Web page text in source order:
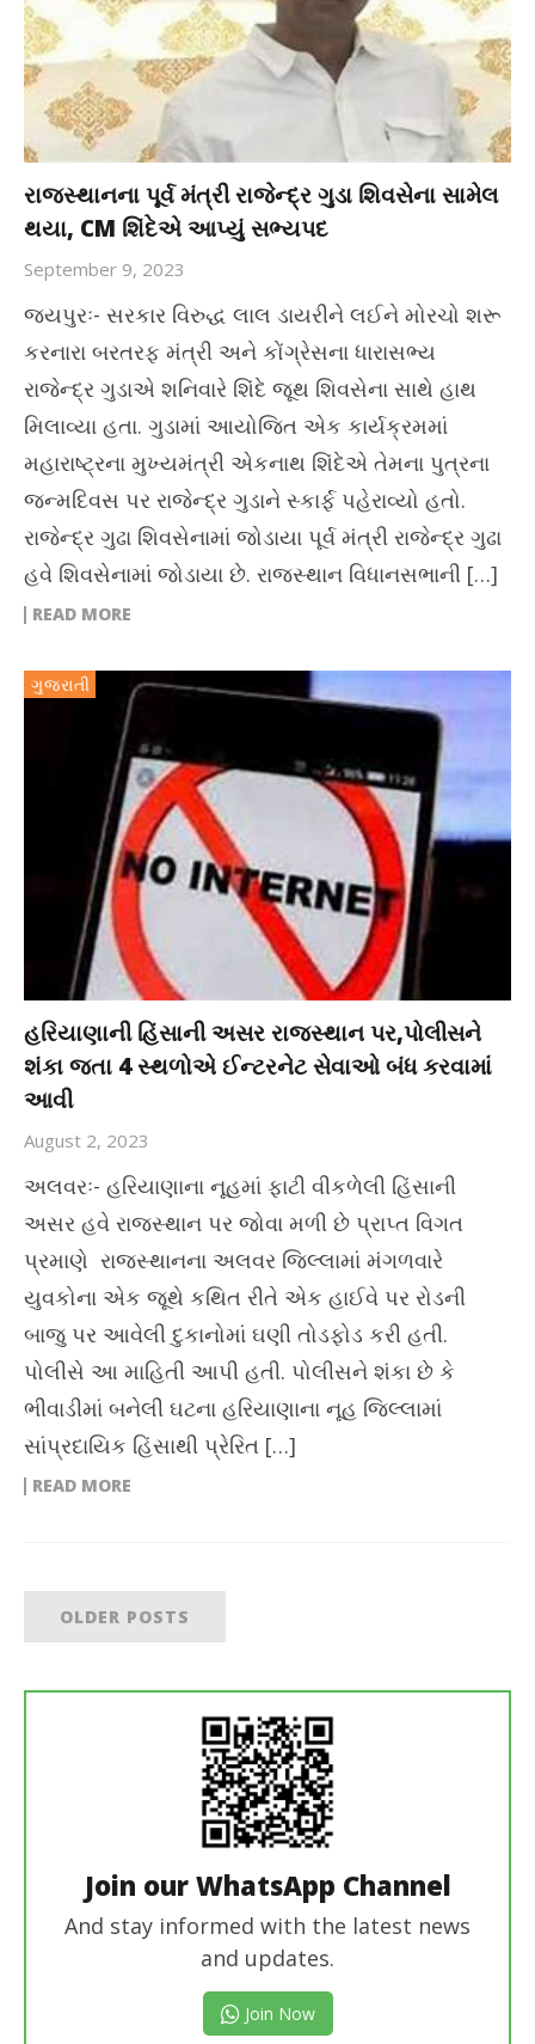
રાજસ્થાનના પૂર્વ મંત્રી રાજેન્દ્ર ગુડા શિવસેના સામેલ
થયા, CM શિંદેએ આપ્યું સભ્યપદ
September 9, 2023
જયપુરઃ- સરકાર વિરુદ્ધ લાલ ડાયરીને લઈને મોરચો શરૂ
કરનારા બરતરફ મંત્રી અને કોંગ્રેસના ધારાસભ્ય
રાજેન્દ્ર ગુડાએ શનિવારે શિંદે જૂથ શિવસેના સાથે હાથ
મિલાવ્યા હતા. ગુડામાં આયોજિત એક કાર્યક્રમમાં
મહારાષ્ટ્રના મુખ્યમંત્રી એકનાથ શિંદેએ તેમના પુત્રના
જન્મદિવસ પર રાજેન્દ્ર ગુડાને સ્કાર્ફ પહેરાવ્યો હતો.
રાજેન્દ્ર ગુઢા શિવસેનામાં જોડાયા પૂર્વ મંત્રી રાજેન્દ્ર ગુઢા
હવે શિવસેનામાં જોડાયા છે. રાજસ્થાન વિધાનસભાની […]
READ MORE
ગુજરાતી
હરિયાણાની હિંસાની અસર રાજસ્થાન પર,પોલીસને
શંકા જતા 4 સ્થળોએ ઈન્ટરનેટ સેવાઓ બંધ કરવામાં
આવી
August 2, 2023
અલવરઃ- હરિયાણાના નૂહમાં ફાટી વીકળેલી હિંસાની
અસર હવે રાજસ્થાન પર જોવા મળી છે પ્રાપ્ત વિગત
પ્રમાણે રાજસ્થાનના અલવર જિલ્લામાં મંગળવારે
યુવકોના એક જૂથે કથિત રીતે એક હાઈવે પર રોડની
બાજુ પર આવેલી દુકાનોમાં ઘણી તોડફોડ કરી હતી.
પોલીસે આ માહિતી આપી હતી. પોલીસને શંકા છે કે
ભીવાડીમાં બનેલી ઘટના હરિયાણાના નૂહ જિલ્લામાં
સાંપ્રદાયિક હિંસાથી પ્રેરિત […]
READ MORE
OLDER POSTS
Join our WhatsApp Channel
And stay informed with the latest news
and updates.
Join Now